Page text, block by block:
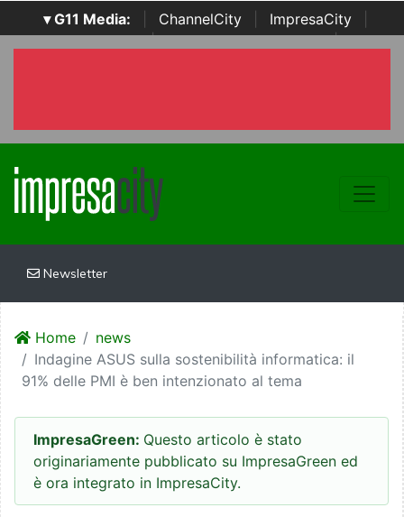
▾ G11 Media: ChannelCity ImpresaCity
SecurityOpenLab | Italian Channel Awards | Italian
Newsletter
Home
news
Indagine ASUS sulla sostenibilità informatica: il
91% delle PMI è ben intenzionato al tema
ImpresaGreen: Questo articolo è stato
originariamente pubblicato su ImpresaGreen ed
è ora integrato in ImpresaCity.